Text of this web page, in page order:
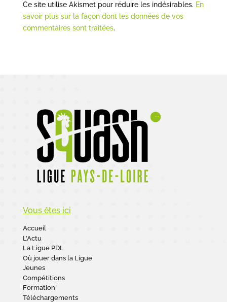
Ce site utilise Akismet pour réduire les indésirables. En
savoir plus sur la façon dont les données de vos
commentaires sont traitées.
Vous êtes ici
Accueil
L’Actu
La Ligue PDL
Où jouer dans la Ligue
Jeunes
Compétitions
Formation
Téléchargements